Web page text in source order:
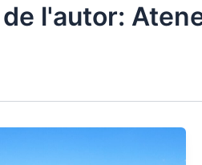
l'autor: